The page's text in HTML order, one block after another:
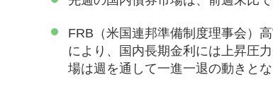
FRB（米国連邦準備制度理事会）
により、国内長期金利には上昇圧
場は週を通して一進一退の動きとな